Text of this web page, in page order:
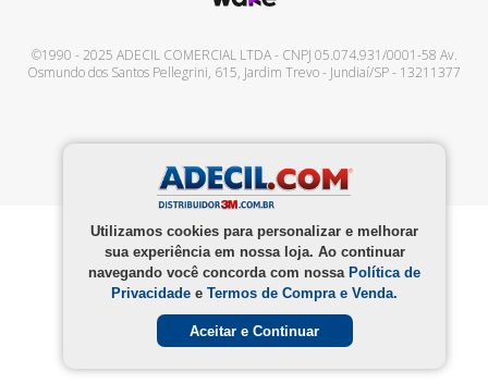
Utilizamos cookies para personalizar e melhorar
sua experiência em nossa loja. Ao continuar
navegando você concorda com nossa Política de
Privacidade e Termos de Compra e Venda.
Aceitar e Continuar
©1990 - 2025 ADECIL COMERCIAL LTDA- CNPJ 05.074.931/0001-58 Av.
Osmundo dos Santos Pellegrini, 615, Jardim Trevo- Jundiaí/SP- 13211377